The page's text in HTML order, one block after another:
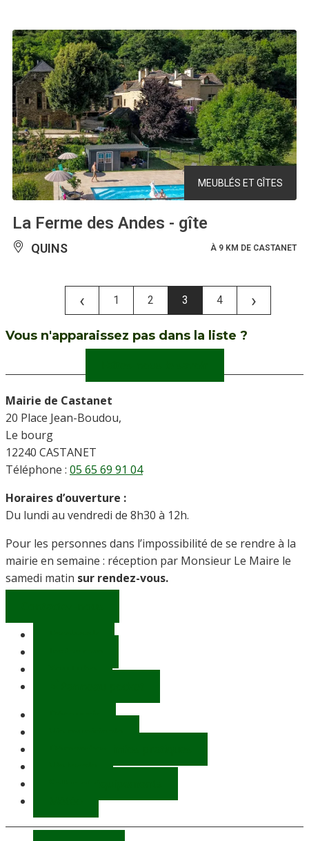
MEUBLÉS ET GÎTES
La Ferme des Andes - gîte
QUINS À 9 KM DE CASTANET
‹ 1 2 3 4 ›
Vous n'apparaissez pas dans la liste ?
Mairie de Castanet
20 Place Jean-Boudou,
Le bourg
12240 CASTANET
Téléphone : 05 65 69 91 04
Horaires d’ouverture :
Du lundi au vendredi de 8h30 à 12h.
Pour les personnes dans l’impossibilité de se rendre à la
mairie en semaine : réception par Monsieur Le Maire le
samedi matin sur rendez-vous.